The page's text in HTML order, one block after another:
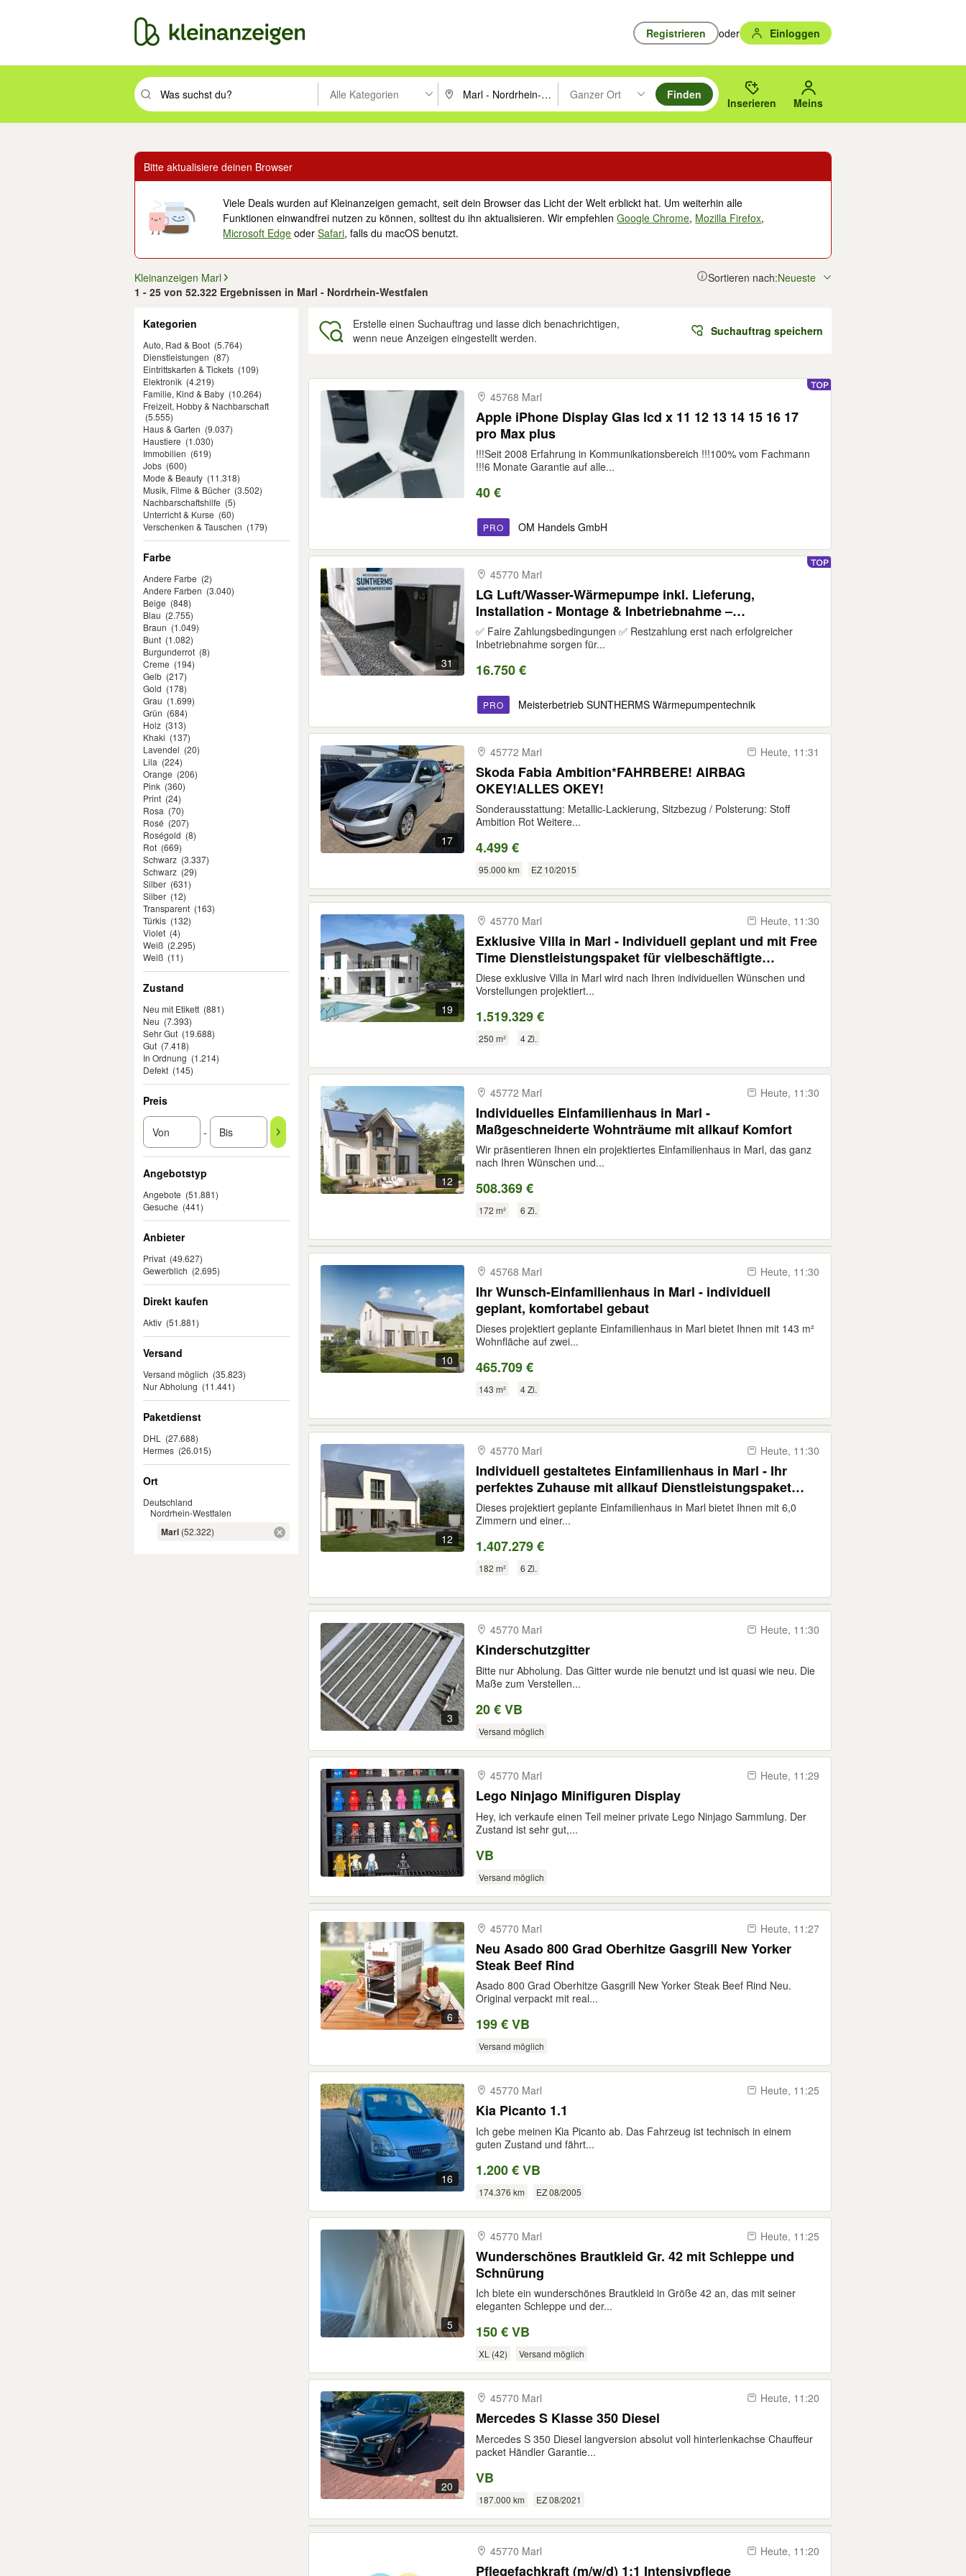
Registrieren oder Einloggen
Suchbegriff eingeben. Eingabetaste drücken um zu suchen, oder Vorschläge mit den Pfeiltasten nach oben/unten durchsuchen und mit Eingabetaste auswählen.
Alle Kategorien PLZ oder Ort eingeben. Eingabetaste drücken um zu suchen, oder Vorschläge mit den Pfeiltasten nach oben/
Ganzer Ort
Suche im Umkreis des gewählten Orts oder PLZ.
Finden
Inserieren Meins
Bitte aktualisiere deinen Browser
Viele Deals wurden auf Kleinanzeigen gemacht, seit dein Browser das Licht der Welt erblickt hat. Um weiterhin alle
Funktionen einwandfrei nutzen zu können, solltest du ihn aktualisieren. Wir empfehlenGoogle Chrome, Mozilla Firefox,
Microsoft Edge oderSafari, falls du macOS benutzt.
Kleinanzeigen Marl
1 - 25 von 52.322 Ergebnissen in Marl - Nordrhein-Westfalen
Sortieren nach:Neueste
Kategorien
Auto, Rad & Boot (5.764)
Dienstleistungen (87)
Eintrittskarten & Tickets (109)
Elektronik (4.219)
Familie, Kind & Baby (10.264)
Freizeit, Hobby & Nachbarschaft
(5.555)
Haus & Garten (9.037)
Haustiere (1.030)
Immobilien (619)
Jobs (600)
Mode & Beauty (11.318)
Musik, Filme & Bücher (3.502)
Nachbarschaftshilfe (5)
Unterricht & Kurse (60)
Verschenken & Tauschen (179)
Farbe
Andere Farbe (2)
Andere Farben (3.040)
Beige (848)
Blau (2.755)
Braun (1.049)
Bunt (1.082)
Burgunderrot (8)
Creme (194)
Gelb (217)
Gold (178)
Grau (1.699)
Grün (684)
Holz (313)
Khaki (137)
Lavendel (20)
Lila (224)
Orange (206)
Pink (360)
Print (24)
Rosa (70)
Rosé (207)
Roségold (8)
Rot (669)
Schwarz (3.337)
Schwarz (29)
Silber (631)
Silber (12)
Transparent (163)
Türkis (132)
Violet (4)
Weiß (2.295)
Weiß (11)
Zustand
Neu mit Etikett (881)
Neu (7.393)
Sehr Gut (19.688)
Gut (7.418)
In Ordnung (1.214)
Defekt (145)
Preis
-
Angebotstyp
Angebote (51.881)
Gesuche (441)
Anbieter
Privat (49.627)
Gewerblich (2.695)
Direkt kaufen
Aktiv (51.881)
Versand
Versand möglich (35.823)
Nur Abholung (11.441)
Paketdienst
DHL
(27.688)
Hermes (26.015)
Ort
Deutschland
Nordrhein-Westfalen
Marl (52.322)
Erstelle einen Suchauftrag und lasse dich benachrichtigen,
wenn neue Anzeigen eingestellt werden.
Suchauftrag speichern
45768 Marl
Apple iPhone Display Glas lcd x 11 12 13 14 15 16 17
pro Max plus
!!!Seit 2008 Erfahrung in Kommunikationsbereich !!!100% vom Fachmann
!!!6 Monate Garantie auf alle...
40 €
PRO OM Handels GmbH
31
45770 Marl
LG Luft/Wasser-Wärmepumpe inkl. Lieferung,
Installation - Montage & Inbetriebnahme –
Komplettpaket ab 16.750 € | R290 & R32 S2 Monoblock
✅ Faire Zahlungsbedingungen ✅ Restzahlung erst nach erfolgreicher
Inbetriebnahme sorgen für...
16.750 €
PRO Meisterbetrieb SUNTHERMS Wärmepumpentechnik
17
45772 Marl Heute, 11:31
Skoda Fabia Ambition*FAHRBERE! AIRBAG
OKEY!ALLES OKEY!
Sonderausstattung: Metallic-Lackierung, Sitzbezug / Polsterung: Stoff
Ambition Rot Weitere...
4.499 €
95.000 km EZ 10/2015
19
45770 Marl Heute, 11:30
Exklusive Villa in Marl - Individuell geplant und mit Free
Time Dienstleistungspaket für vielbeschäftigte
Bauherren
Diese exklusive Villa in Marl wird nach Ihren individuellen Wünschen und
Vorstellungen projektiert...
1.519.329 €
250 m² 4 Zi.
12
45772 Marl Heute, 11:30
Individuelles Einfamilienhaus in Marl -
Maßgeschneiderte Wohnträume mit allkauf Komfort
Wir präsentieren Ihnen ein projektiertes Einfamilienhaus in Marl, das ganz
nach Ihren Wünschen und...
508.369 €
172 m² 6 Zi.
10
45768 Marl Heute, 11:30
Ihr Wunsch-Einfamilienhaus in Marl - individuell
geplant, komfortabel gebaut
Dieses projektiert geplante Einfamilienhaus in Marl bietet Ihnen mit 143 m²
Wohnfläche auf zwei...
465.709 €
143 m² 4 Zi.
12
45770 Marl Heute, 11:30
Individuell gestaltetes Einfamilienhaus in Marl - Ihr
perfektes Zuhause mit allkauf Dienstleistungspaket
Free Time
Dieses projektiert geplante Einfamilienhaus in Marl bietet Ihnen mit 6,0
Zimmern und einer...
1.407.279 €
182 m² 6 Zi.
3
45770 Marl Heute, 11:30
Kinderschutzgitter
Bitte nur Abholung. Das Gitter wurde nie benutzt und ist quasi wie neu. Die
Maße zum Verstellen...
20 € VB
Versand möglich
45770 Marl Heute, 11:29
Lego Ninjago Minifiguren Display
Hey, ich verkaufe einen Teil meiner private Lego Ninjago Sammlung. Der
Zustand ist sehr gut,...
VB
Versand möglich
6
45770 Marl Heute, 11:27
Neu Asado 800 Grad Oberhitze Gasgrill New Yorker
Steak Beef Rind
Asado 800 Grad Oberhitze Gasgrill New Yorker Steak Beef Rind Neu.
Original verpackt mit real...
199 € VB
Versand möglich
16
45770 Marl Heute, 11:25
Kia Picanto 1.1
Ich gebe meinen Kia Picanto ab. Das Fahrzeug ist technisch in einem
guten Zustand und fährt...
1.200 € VB
174.376 km EZ 08/2005
5
45770 Marl Heute, 11:25
Wunderschönes Brautkleid Gr. 42 mit Schleppe und
Schnürung
Ich biete ein wunderschönes Brautkleid in Größe 42 an, das mit seiner
eleganten Schleppe und der...
150 € VB
XL (42) Versand möglich
20
45770 Marl Heute, 11:20
Mercedes S Klasse 350 Diesel
Mercedes S 350 Diesel langversion absolut voll hinterlenkachse Chauffeur
packet Händler Garantie...
VB
187.000 km EZ 08/2021
45770 Marl Heute, 11:20
Pflegefachkraft (m/w/d) 1:1 Intensivpflege